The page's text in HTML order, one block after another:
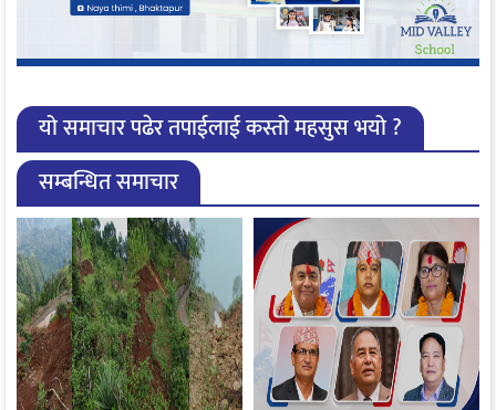
यो समाचार पढेर तपाईलाई कस्तो महसुस भयो ?
सम्बन्धित समाचार